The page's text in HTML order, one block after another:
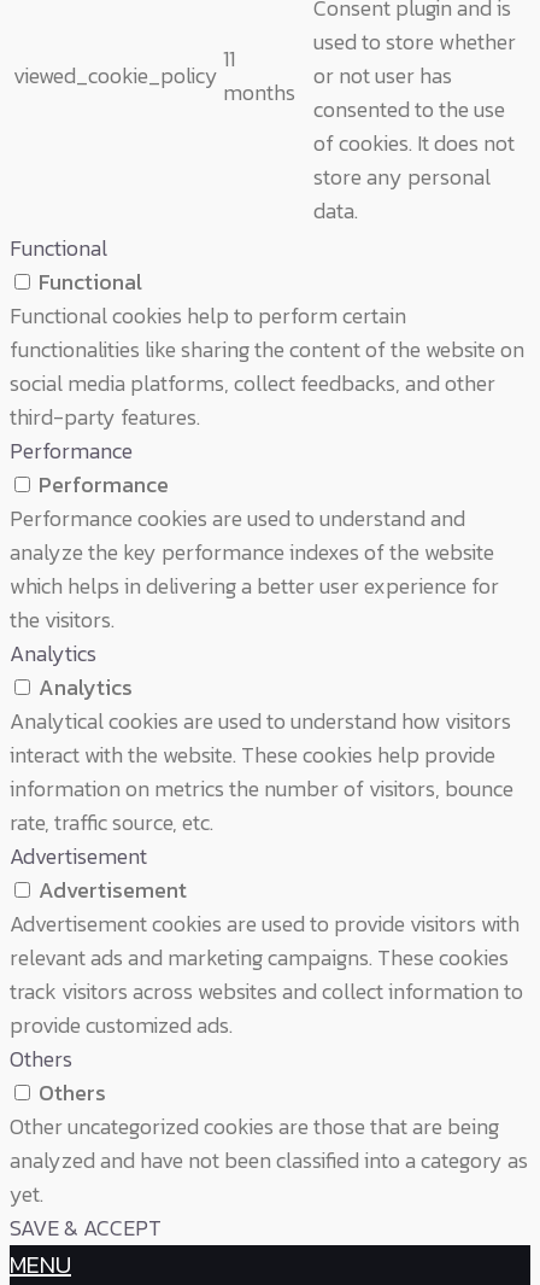
viewed_cookie_policy
11
months
Consent plugin and is
used to store whether
or not user has
consented to the use
of cookies. It does not
store any personal
data.
Functional
Functional
Functional cookies help to perform certain
functionalities like sharing the content of the website on
social media platforms, collect feedbacks, and other
third-party features.
Performance
Performance
Performance cookies are used to understand and
analyze the key performance indexes of the website
which helps in delivering a better user experience for
the visitors.
Analytics
Analytics
Analytical cookies are used to understand how visitors
interact with the website. These cookies help provide
information on metrics the number of visitors, bounce
rate, traffic source, etc.
Advertisement
Advertisement
Advertisement cookies are used to provide visitors with
relevant ads and marketing campaigns. These cookies
track visitors across websites and collect information to
provide customized ads.
Others
Others
Other uncategorized cookies are those that are being
analyzed and have not been classified into a category as
yet.
SAVE & ACCEPT
MENU